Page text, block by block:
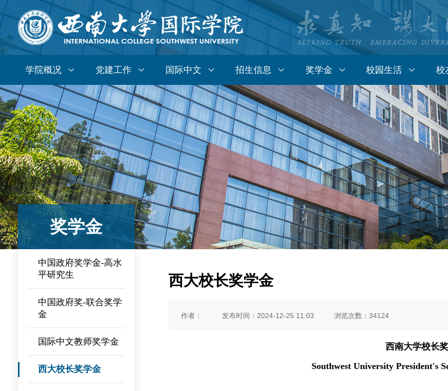
学院概况 党建工作 国际中文 招生信息 奖学金 校园生活 校
奖学金
中国政府奖学金-高水
平研究生
中国政府奖-联合奖学
金
国际中文教师奖学金
西大校长奖学金
西大校长奖学金
作者： 发布时间：2024-12-25 11:03 浏览次数： 34124
西南大学校长
Southwest University President's